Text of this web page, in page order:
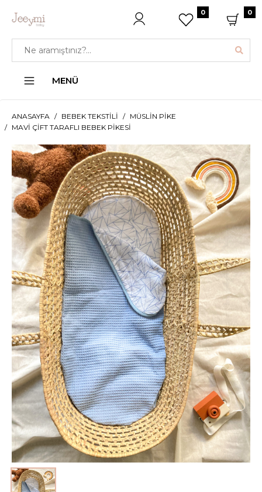
0 0
MENÜ
ANASAYFA BEBEK TEKSTILI
MÜSLIN PIKE
MAVI ÇIFT TARAFLI BEBEK PIKESI